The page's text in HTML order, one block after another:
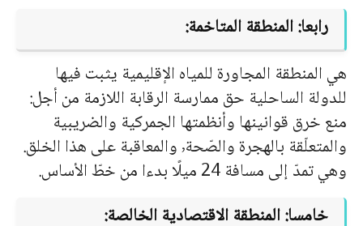
رابعا: المنطقة المتاخمة:
هي المنطقة المجاورة للمياه الإقليمية يثبت فيها
للدولة الساحلية حق ممارسة الرقابة اللازمة من أجل:
منع خرق قوانينها وأنظمتها الجمركية والضريبية
والمتعلّقة بالهجرة والصّحة٬ والمعاقبة على هذا الخلق.
وهي تمدّ إلى مسافة 24 ميلًا بدءا من خطّ الأساس.
خامسا: المنطقة الاقتصادية الخالصة: